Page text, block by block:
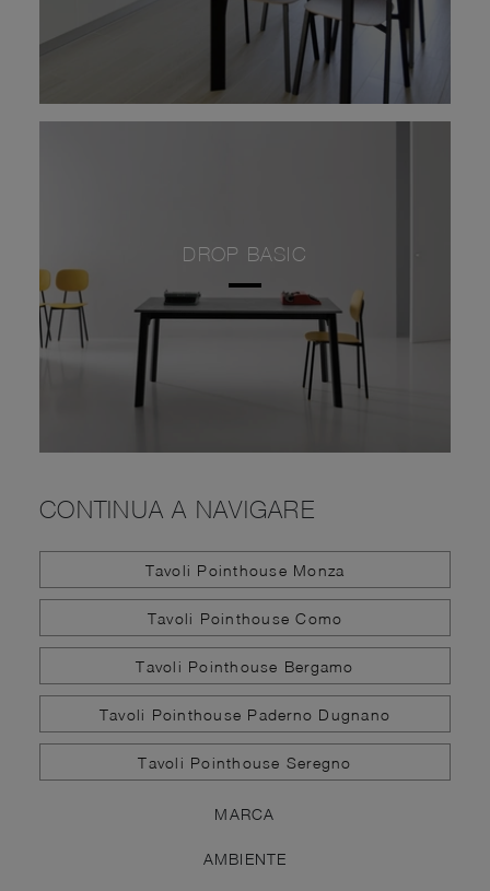
DROP BASIC
CONTINUA A NAVIGARE
Tavoli Pointhouse Monza
Tavoli Pointhouse Como
Tavoli Pointhouse Bergamo
Tavoli Pointhouse Paderno Dugnano
Tavoli Pointhouse Seregno
MARCA
AMBIENTE